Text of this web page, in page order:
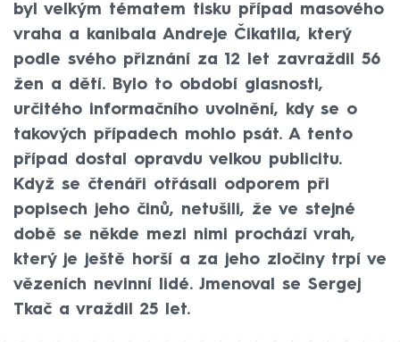
byl velkým tématem tisku případ masového
vraha a kanibala Andreje Čikatila, který
podle svého přiznání za 12 let zavraždil 56
žen a dětí. Bylo to období glasnosti,
určitého informačního uvolnění, kdy se o
takových případech mohlo psát. A tento
případ dostal opravdu velkou publicitu.
Když se čtenáři otřásali odporem při
popisech jeho činů, netušili, že ve stejné
době se někde mezi nimi prochází vrah,
který je ještě horší a za jeho zločiny trpí ve
vězeních nevinní lidé. Jmenoval se Sergej
Tkač a vraždil 25 let.